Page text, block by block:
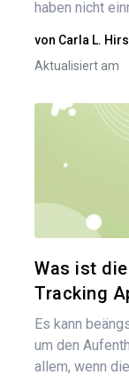
haben nicht
von Carla L.
Aktualisiert am
Was ist
Tracking
Es kann
um den
allem, wenn